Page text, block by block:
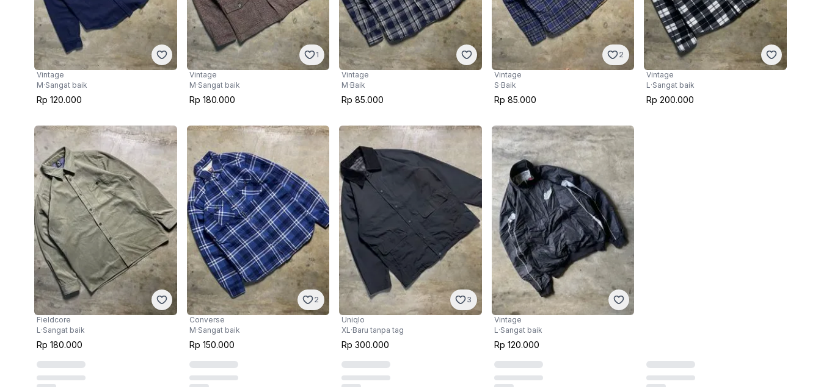
Vintage
M·Sangat baik
Rp 120.000
1
Vintage
M·Sangat baik
Rp 180.000
Vintage
M·Baik
Rp 85.000
2
Vintage
S·Baik
Rp 85.000
Vintage
L ·Sangat baik
Rp 200.000
Fieldcore
L·Sangat baik
Rp 180.000
2
Converse
M·Sangat baik
Rp 150.000
3
Uniqlo
XL·Baru tanpa tag
Rp 300.000
Vintage
L·Sangat baik
Rp 120.000